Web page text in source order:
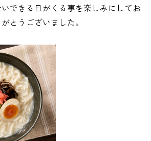
できる日がくる事を楽しみにしてお
とうございました。